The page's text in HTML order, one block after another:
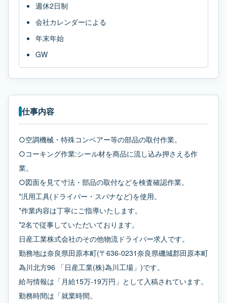
週休2日制
会社カレンダーによる
年末年始
GW
仕事内容
○空調機械・特殊コンベアー等の部品の取付作業。
○コーキング作業:シール材を商品に流し込み押さえる作
業。
○図面を見て寸法・部品の取付などを検査確認作業。
*汎用工具(ドライバー・スパナなど)を使用。
*作業内容は丁寧にご指導いたします。
*2名で従事していただいております。
日産工業株式会社のその他物流ドライバー求人です。
勤務地は奈良県田原本町(〒636-0231奈良県磯城郡田原本町
為川北方96 「日産工業(株)為川工場」)です。
給与情報は「月給15万-19万円」として入稿されています。
勤務時間は「就業時間。